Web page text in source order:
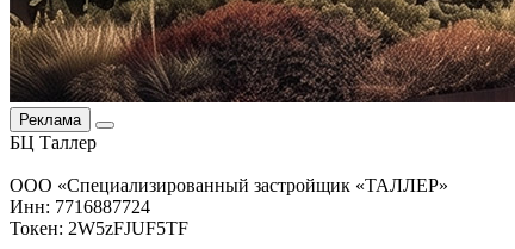
Реклама
БЦ Таллер
ООО «Специализированный застройщик «ТАЛЛЕР»
Инн: 7716887724
Токен: 2W5zFJUF5TF